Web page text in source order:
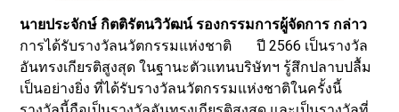
นายประจักษ์ กิตติรัตนวิวัฒน์ รองกรรมการผู้จัดการ กล่าว
การได้รับรางวัลนวัตกรรมแห่งชาติ ปี 2566 เป็นรางวัล
อันทรงเกียรติสูงสุด ในฐานะตัวแทนบริษัทฯ รู้สึกปลาบปลื้ม
เป็นอย่างยิ่ง ที่ได้รับรางวัลนวัตกรรมแห่งชาติในครั้งนี้